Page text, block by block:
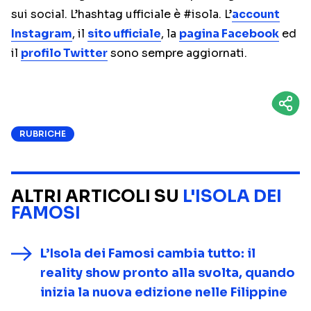
sui social. L’hashtag ufficiale è #isola. L’account
Instagram, il sito ufficiale, la pagina Facebook ed
il profilo Twittersono sempre aggiornati.
RUBRICHE
ALTRI ARTICOLI SU L'ISOLA DEI
FAMOSI
L’Isola dei Famosi cambia tutto: il
reality show pronto alla svolta, quando
inizia la nuova edizione nelle Filippine